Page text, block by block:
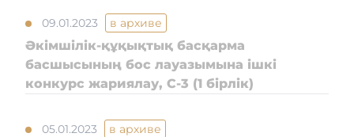
09.01.2023 в архиве
Әкімшілік-құқықтық басқарма
басшысының бос лауазымына ішкі
конкурс жариялау, С-3 (1 бірлік)
05.01.2023 в архиве